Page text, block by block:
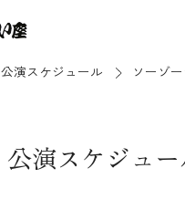
公演スケジュール ソーゾ
公演スケジュ